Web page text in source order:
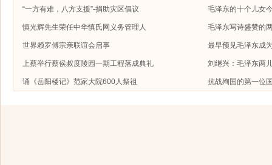
“一方有难，八方支援”-捐助灾区倡议 毛泽东的十个儿女
慎光辉先生荣任中华慎氏网义务管理人 毛泽东写诗盛赞的
世界赖罗傅宗亲联谊会启事 最早预见毛泽东成
上蔡举行蔡侯叔度陵园一期工程落成典礼 刘继兴：毛泽东两
诵《岳阳楼记》范家大院600人祭祖 抗战殉国的第一位